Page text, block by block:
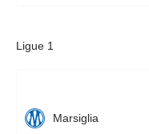
Ligue 1
Marsiglia